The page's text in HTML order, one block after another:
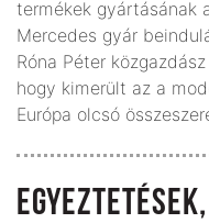
termékek gyártásának
Mercedes gyár
Róna Péter
hogy kimerült az a
Európa olcsó